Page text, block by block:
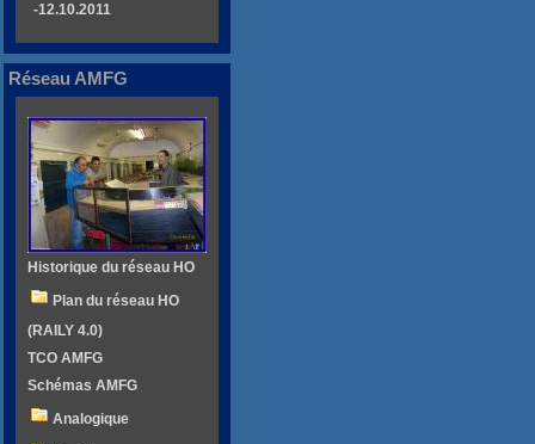
-12.10.2011
Réseau AMFG
Historique du réseau HO
Plan du réseau HO
(RAILY 4.0)
TCO AMFG
Schémas AMFG
Analogique